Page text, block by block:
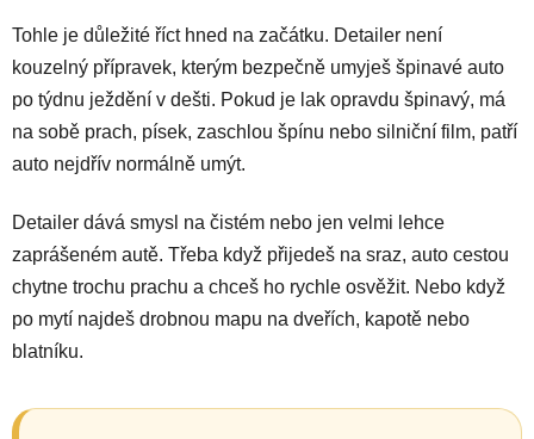
Tohle je důležité říct hned na začátku. Detailer není
kouzelný přípravek, kterým bezpečně umyješ špinavé auto
po týdnu ježdění v dešti. Pokud je lak opravdu špinavý, má
na sobě prach, písek, zaschlou špínu nebo silniční film, patří
auto nejdřív normálně umýt.
Detailer dává smysl na čistém nebo jen velmi lehce
zaprášeném autě. Třeba když přijedeš na sraz, auto cestou
chytne trochu prachu a chceš ho rychle osvěžit. Nebo když
po mytí najdeš drobnou mapu na dveřích, kapotě nebo
blatníku.